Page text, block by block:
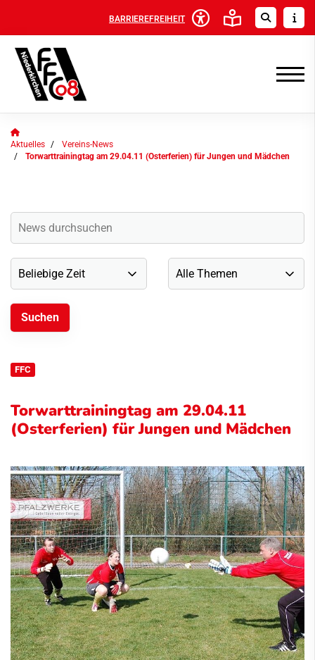
BARRIEREFREIHEIT
Aktuelles
Vereins-News
Torwarttrainingtag am 29.04.11 (Osterferien) für Jungen und Mädchen
FFC
Torwarttrainingtag am 29.04.11
(Osterferien) für Jungen und Mädchen